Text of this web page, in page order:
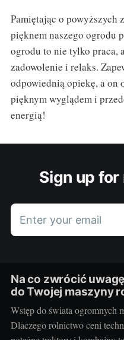
Pamiętając o powyższych
pięknem naszego ogrodu
ogrodu to nie tylko praca,
zadowolenie i relaks.
odpowiednią opiekę, a on
pięknym wyglądem i
energią!
Sign up
Enter your email
Na co zwrócić
do Twojej maszyny
Wstęp do świata ogromnych
Dlaczego rolnictwo ceni